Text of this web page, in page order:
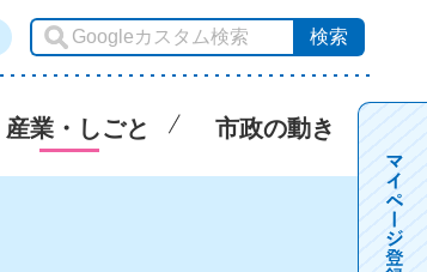
産業・しごと 市政の動き